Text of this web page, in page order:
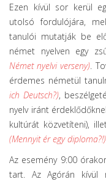
Ezen kívül sor kerül
utolsó fordulójára,
tanulói mutatják be
német nyelven egy
Német nyelvi verseny) .
érdemes németül
ich Deutsch?),
nyelv iránt
kultúrát közvetíteni),
(Mennyit ér egy diploma?!)
Az esemény 9:00
tart. Az Agórán kívül